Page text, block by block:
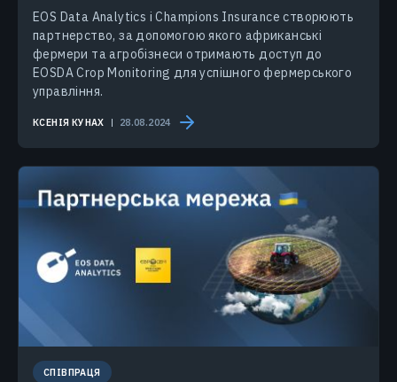
EOS Data Analytics і Champions Insurance створюють
партнерство, за допомогою якого африканські
фермери та агробізнеси отримають доступ до
EOSDA Crop Monitoring для успішного фермерського
управління.
КСЕНІЯ КУНАХ 28.08.2024
СПІВПРАЦЯ